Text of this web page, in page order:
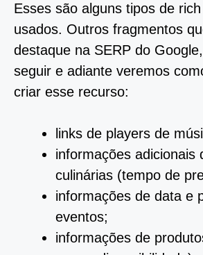
Esses são alguns tipos de
usados. Outros fragmentos
destaque na SERP do
seguir e adiante veremos
criar esse recurso:
links de players de
informações adicionais
culinárias (tempo de
informações de data e
eventos;
informações de